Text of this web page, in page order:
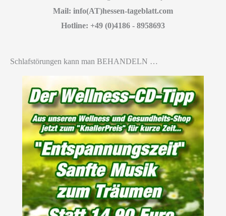
Mail: info(AT)hessen-tageblatt.com
Hotline: +49 (0)4186 - 8958693
Schlafstörungen kann man BEHANDELN …